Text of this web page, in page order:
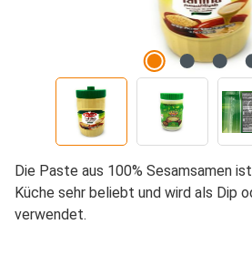
Die Paste aus 100% Sesamsamen
Küche sehr beliebt und wird als Dip
verwendet.